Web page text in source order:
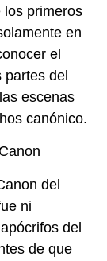
los primeros
en
el
partes del
escenas
canónico.
del
ni
del
de que